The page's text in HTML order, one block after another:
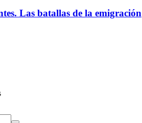
Las batallas de la emigración